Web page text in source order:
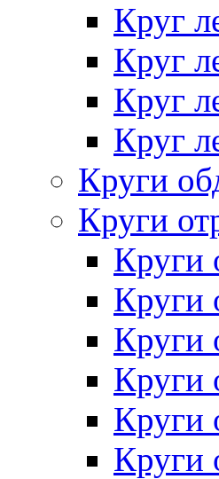
Круг
Круг
Круг
Круг
Круги
Круги
Круги
Круги
Круги
Круги
Круги
Круги